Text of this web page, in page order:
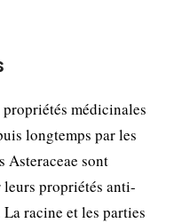
médicinales
longtemps par les
Asteraceae sont
leurs propriétés anti-
racine et les parties